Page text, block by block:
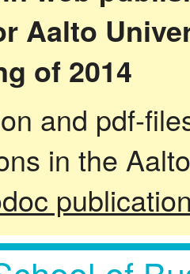
Aalto
of 2014
and pdf-
in the